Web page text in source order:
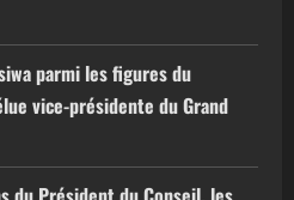
parmi les figures du
vice-présidente du Grand